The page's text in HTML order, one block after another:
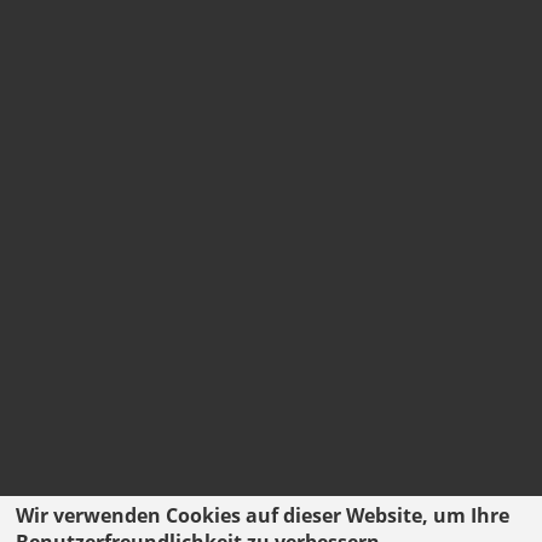
Wir verwenden Cookies auf dieser Website, um Ihre